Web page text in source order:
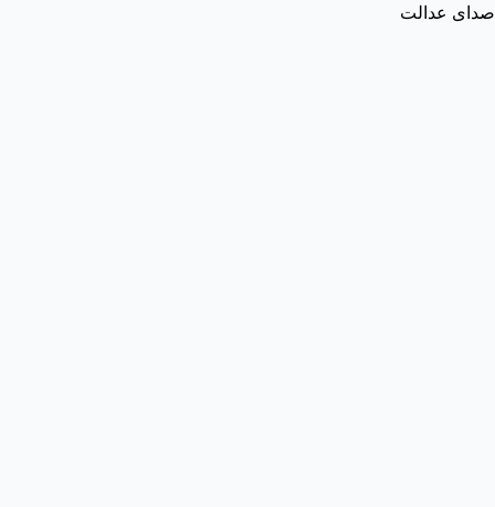
صدای عدالت